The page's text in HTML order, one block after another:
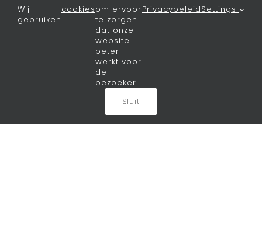
Het laatste nieuws
Wij
gebruiken
cookiesom ervoor
te zorgen
dat onze
website
beter
werkt voor
de
bezoeker.
PrivacybeleidSettings
Sluit